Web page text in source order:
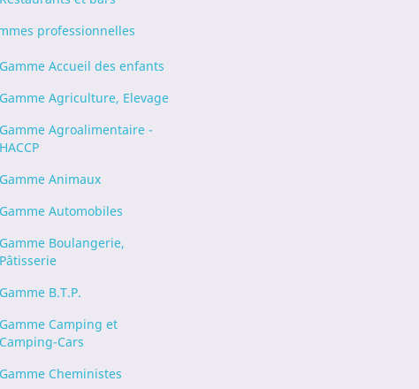
professionnelles
Gamme Accueil des enfants
Gamme Agriculture, Elevage
Gamme Agroalimentaire -
HACCP
Gamme Animaux
Gamme Automobiles
Gamme Boulangerie,
Pâtisserie
Gamme B.T.P.
Gamme Camping et
Camping-Cars
Gamme Cheministes